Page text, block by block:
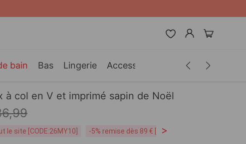
bain Bas Lingerie Accessoires Hommes
à col en V et imprimé sapin de Noël
le site [CODE:26MY10] -5% remise dès 89 € [CODE:SP5]
>